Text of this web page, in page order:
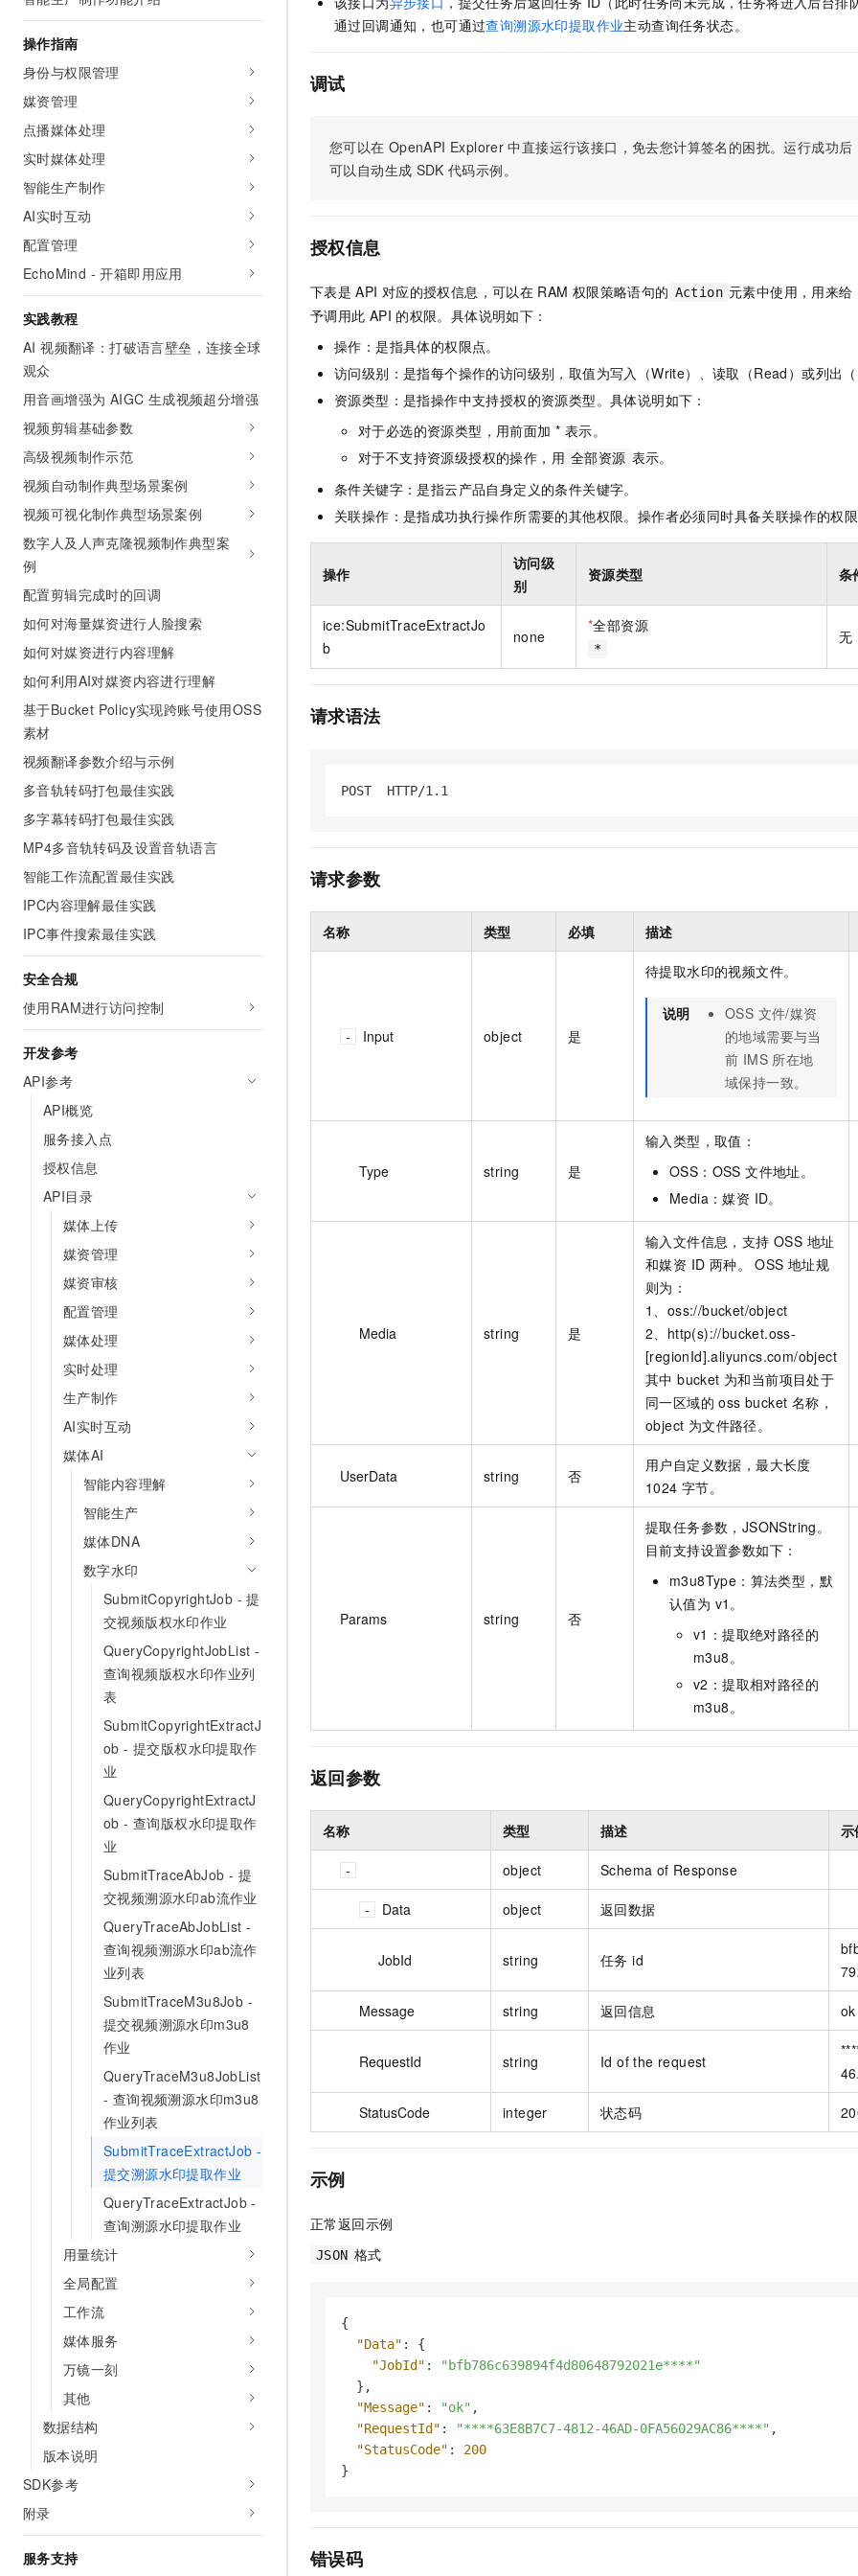
操作指南
身份与权限管理
媒资管理
点播媒体处理
实时媒体处理
智能生产制作
AI实时互动
配置管理
EchoMind - 开箱即用应用
实践教程
AI 视频翻译：打破语言壁垒，连接全球
观众
用音画增强为 AIGC 生成视频超分增强
视频剪辑基础参数
高级视频制作示范
视频自动制作典型场景案例
视频可视化制作典型场景案例
数字人及人声克隆视频制作典型案
例
配置剪辑完成时的回调
如何对海量媒资进行人脸搜索
如何对媒资进行内容理解
如何利用AI对媒资内容进行理解
基于Bucket Policy实现跨账号使用OSS
素材
视频翻译参数介绍与示例
多音轨转码打包最佳实践
多字幕转码打包最佳实践
MP4多音轨转码及设置音轨语言
智能工作流配置最佳实践
IPC内容理解最佳实践
IPC事件搜索最佳实践
安全合规
使用RAM进行访问控制
开发参考
API参考
API概览
服务接入点
授权信息
API目录
媒体上传
媒资管理
媒资审核
配置管理
媒体处理
实时处理
生产制作
AI实时互动
媒体AI
智能内容理解
智能生产
媒体DNA
数字水印
SubmitCopyrightJob - 提
交视频版权水印作业
QueryCopyrightJobList -
查询视频版权水印作业列
表
SubmitCopyrightExtractJ
ob - 提交版权水印提取作
业
QueryCopyrightExtractJ
ob - 查询版权水印提取作
业
SubmitTraceAbJob - 提
交视频溯源水印ab流作业
QueryTraceAbJobList -
查询视频溯源水印ab流作
业列表
SubmitTraceM3u8Job -
提交视频溯源水印m3u8
作业
QueryTraceM3u8JobList
- 查询视频溯源水印m3u8
作业列表
SubmitTraceExtractJob -
提交溯源水印提取作业
QueryTraceExtractJob -
查询溯源水印提取作业
用量统计
全局配置
工作流
媒体服务
万镜一刻
其他
数据结构
版本说明
SDK参考
附录
服务支持
通过回调通知，也可通过查询溯源水印提取作业主动查询任务状态。
调试
您可以在 OpenAPI Explorer 中直接运行该接口，免去您计算签名的困扰。运行成功
可以自动生成 SDK 代码示例。
授权信息
下表是 API 对应的授权信息，可以在 RAM 权限策略语句的 Action 元素中使用，用来给
予调用此 API 的权限。具体说明如下：
操作：是指具体的权限点。
访问级别：是指每个操作的访问级别，取值为写入（Write）、读取（Read）或列出
资源类型：是指操作中支持授权的资源类型。具体说明如下：
对于必选的资源类型，用前面加 * 表示。
对于不支持资源级授权的操作，用 全部资源 表示。
条件关键字：是指云产品自身定义的条件关键字。
关联操作：是指成功执行操作所需要的其他权限。操作者必须同时具备关联操作的权
操作
访问级
别
资源类型 条
ice:SubmitTraceExtractJo
b
none
*全部资源
*
无
请求语法
POST  HTTP/1.1
请求参数
名称 类型 必填 描述
Input object 是
待提取水印的视频文件。
说明
OSS 文件/媒资
的地域需要与当
前 IMS 所在地
域保持一致。
Type string 是
输入类型，取值：
OSS：OSS 文件地址。
Media：媒资 ID。
Media string 是
输入文件信息，支持 OSS 地址
和媒资 ID 两种。 OSS 地址规
则为：
1、oss://bucket/object
2、http(s)://bucket.oss-
[regionId].aliyuncs.com/object
其中 bucket 为和当前项目处于
同一区域的 oss bucket 名称，
object 为文件路径。
UserData string 否
用户自定义数据，最大长度
1024 字节。
Params string 否
提取任务参数，JSONString。
目前支持设置参数如下：
m3u8Type：算法类型，默
认值为 v1。
v1：提取绝对路径的
m3u8。
v2：提取相对路径的
m3u8。
返回参数
名称 类型 描述 示
object Schema of Response
Data object 返回数据
JobId string 任务 id
Message string 返回信息 ok
RequestId string Id of the request
StatusCode integer 状态码
示例
正常返回示例
JSON 格式
{
"Data" :
{
"JobId" :
"bfb786c639894f4d80648792021e****"
} ,
"Message" : "ok" ,
"RequestId" : "****63E8B7C7-4812-46AD-0FA56029AC86****" ,
"StatusCode" :
200
}
错误码
视觉 Coding、空间感知、多模态思考等全面升级 1M上下文，专为长程任务能力而生
大模型服务
个人版上线、团队版降价；千问3.8-Max首发发尝鲜
千问AI平台-模型体验
Happy 系列大模型
丰富多元化的应用模版和解决方案 面向真实软件
大模型解决方案
快速部署 Dify，高效搭建 AI 应用
依托云原生高可用架构,实现Dify私有化部署
10 分钟在聊天系统中增加一个 AI 助手
在企业官网、通讯软件中为客户提供 AI 客服
10分钟微调：让0.6B模型媲美235B模型
即刻拥有 DeepSeek-R1 满血版
多模态数据
数据库
大数据计算
媒体服务
企业服务与云通信
域名与网站
开发工具
迁移与运维管理
专有云
可观测
上云与迁云
企业出海
政企业务
AI 产品 免费试用
1亿+ 大模型 tokens 和 30+ 款产品免费体验
140+云产品 免费试用
产品新客免费试用，最长12个月
助力企业全员 AI 认知与能力提升
Night Plan 支持 Qwen 3.8-Max
夜间 5 折，Qwen/Meoo/TokenPlan 客户专享
AI 办公
Tableau 订阅
行业生态解决方案
企业应用
财税管理
模板建站
APP 开发
服务生态伙伴
云开发大赛
云工开物